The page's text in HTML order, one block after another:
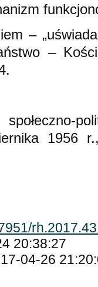
–
–
1956
20:38:27
04-26